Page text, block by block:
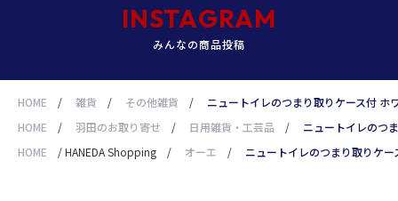
HOME / 雑貨 / その他雑貨 /
ニュートイレのつまり取りケース付 ホ
HOME
/ 羽田のお取り寄せ / 日用雑貨・工芸品 /
ニュートイレのつ
HOME
/HANEDA Shopping / オーエ / ニュートイレのつまり取りケー
INSTAGRAM
みんなの商品投稿